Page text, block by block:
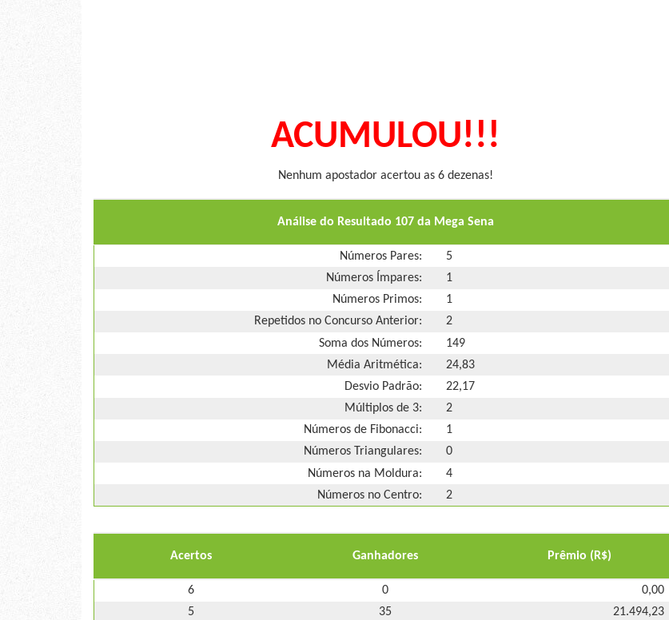
ACUMULOU!!!
Nenhum apostador acertou as 6 dezenas!
Análise do Resultado 107 da Mega Sena
Números Pares:
5
Números Ímpares:
1
Números Primos:
1
Repetidos no Concurso Anterior:
2
Soma dos Números:
149
Média Aritmética:
24,83
Desvio Padrão:
22,17
Múltiplos de 3:
2
Números de Fibonacci:
1
Números Triangulares:
0
Números na Moldura:
4
Números no Centro:
2
Acertos Ganhadores Prêmio (R$)
6 0
0,00
5
35
21.494,23